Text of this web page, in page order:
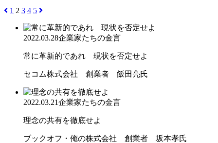
1 2 3 4 5
2022.03.28企業家たちの金言
常に革新的であれ 現状を否定せよ
セコム株式会社 創業者 飯田亮氏
2022.03.21企業家たちの金言
理念の共有を徹底せよ
ブックオフ・俺の株式会社 創業者 坂本孝氏